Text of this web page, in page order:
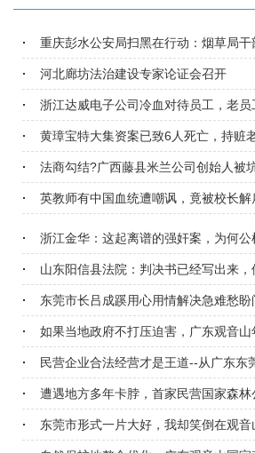
重庆彭水公安局扫黑在行动：烟草局
河北廊坊法治建设专家论证会召开
浙江达威电子公司冷血对待员工，老员
黄璋宝特大集资案已致6人死亡，持赃
法商勾结?广西藤县米兰公司创始人被
英教师有中国血统遭嘲讽，竟被校长解
浙江金华：这起离谱的强奸案，为何公
据?
山东阳信县法院：判决书已经写出来
发出
东莞市长吕成蹊用心用情解决急难愁盼
公园多次诉求咋解决
如果当地政府不打压迫害，广东观音山
超10亿元
民营企业合法经营才是王道--从广东东
民营企业的发展之路
遭遇地方多年卡脖，首家民营国家森林
留
东莞市形式一片大好，我却笑倒在观音